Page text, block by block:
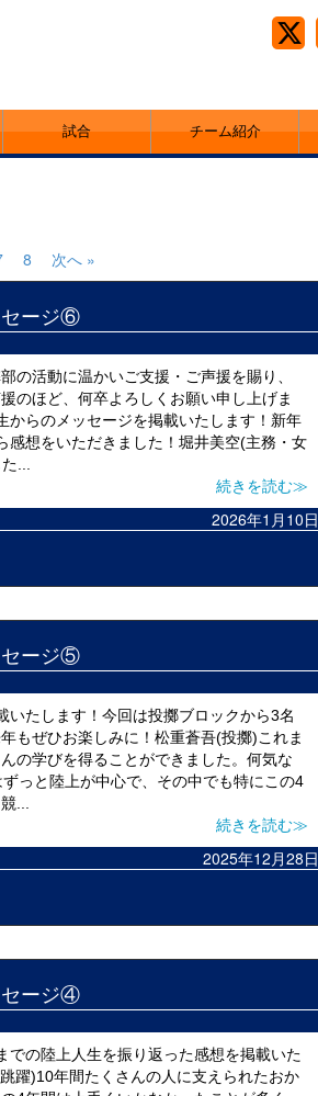
試合 チーム紹介
8 次へ »
セージ⑥
の活動に温かいご支援・ご声援を賜り、
のほど、何卒よろしくお願い申し上げま
からのメッセージを掲載いたします！新年
感想をいただきました！堀井美空(主務・女
...
続きを読む≫
2026年1月10日
セージ⑤
たします！今回は投擲ブロックから3名
もぜひお楽しみに！松重蒼吾(投擲)これま
の学びを得ることができました。何気な
っと陸上が中心で、その中でも特にこの4
...
続きを読む≫
2025年12月28日
セージ④
の陸上人生を振り返った感想を掲載いた
躍)10年間たくさんの人に支えられたおか